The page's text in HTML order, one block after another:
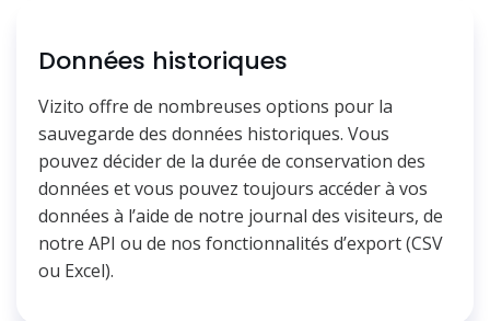
Données historiques
Vizito offre de nombreuses options pour la
sauvegarde des données historiques. Vous
pouvez décider de la durée de conservation des
données et vous pouvez toujours accéder à vos
données à l’aide de notre journal des visiteurs, de
notre API ou de nos fonctionnalités d’export (CSV
ou Excel).